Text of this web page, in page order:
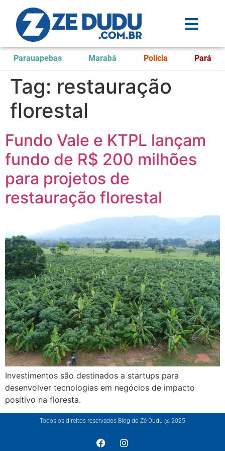
Parauapebas Marabá Polícia Pará
Tag: restauração
florestal
Fundo Vale e KTPL lançam
fundo de R$ 200 milhões
para projetos de
restauração florestal
Investimentos são destinados a startups para
desenvolver tecnologias em negócios de impacto
positivo na floresta.
Todos os direitos reservados Blog do Zé Dudu @ 2025